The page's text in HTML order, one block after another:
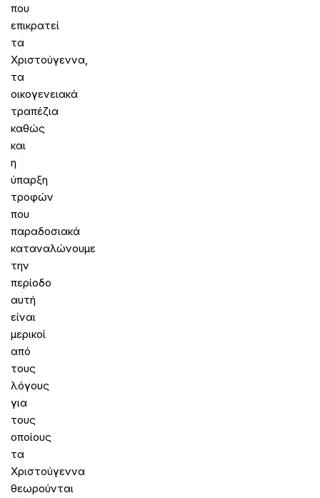
που
επικρατεί
τα
Χριστούγεννα,
τα
οικογενειακά
τραπέζια
καθώς
και
η
ύπαρξη
τροφών
που
παραδοσιακά
καταναλώνουμε
την
περίοδο
αυτή
είναι
μερικοί
από
τους
λόγους
για
τους
οποίους
τα
Χριστούγεννα
θεωρούνται